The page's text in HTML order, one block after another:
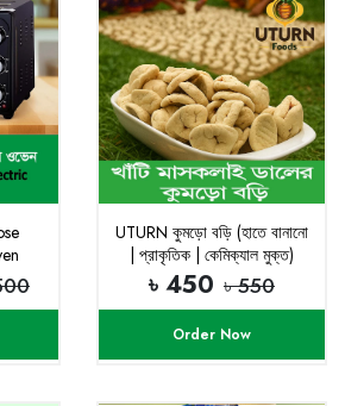
UTURN কুমড়ো বড়ি (হাতে বানানো
| প্রাকৃতিক | কেমিক্যাল মুক্ত)
৳ 450 ৳ 550
Order Now